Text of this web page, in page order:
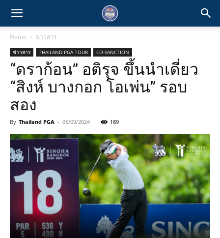
Home ข่าวสาร
ข่าวสาร THAILAND PGA TOUR CO-SANCTION
“ดราก้อน” อติรุจ ขึ้นนำเดี่ยว
“สิงห์ บางกอก โอเพ่น” รอบ
สอง
By Thailand PGA - 06/09/2024 189